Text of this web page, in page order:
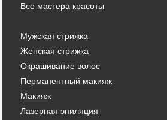
Все мастера красоты
Мужская стрижка
Женская стрижка
Окрашивание волос
Перманентный макияж
Макияж
Лазерная эпиляция